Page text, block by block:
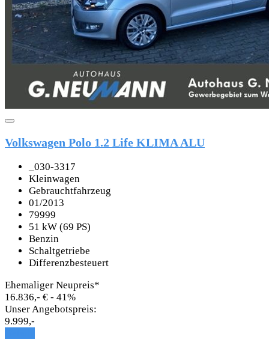
Volkswagen Polo 1.2 Life KLIMA ALU
_030-3317
Kleinwagen
Gebrauchtfahrzeug
01/2013
79999
51 kW (69 PS)
Benzin
Schaltgetriebe
Differenzbesteuert
Ehemaliger Neupreis*
16.836,- € - 41%
Unser Angebotspreis:
9.999,-